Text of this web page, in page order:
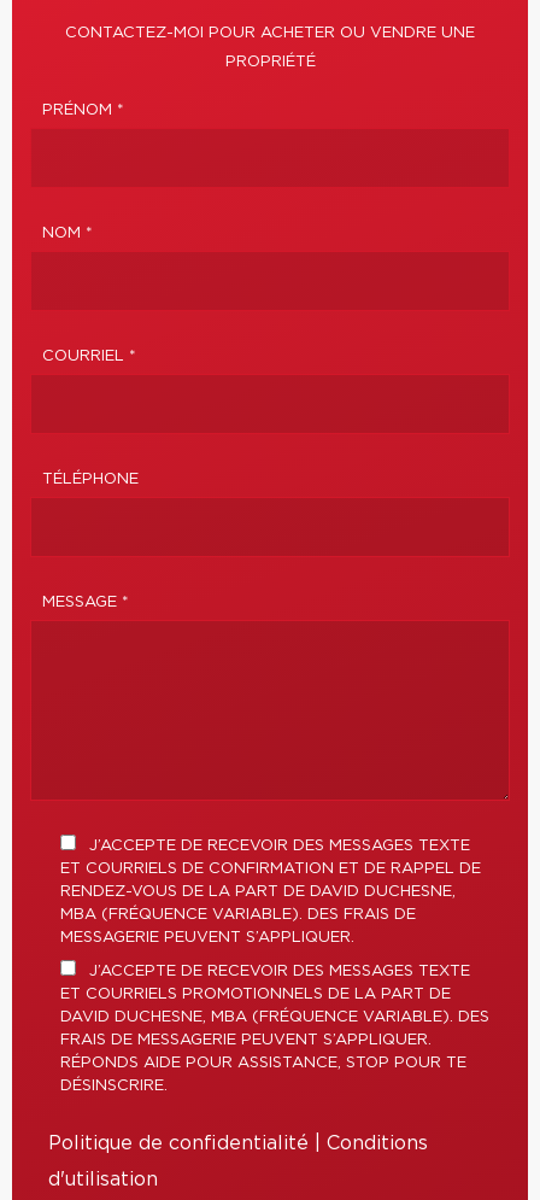
CONTACTEZ-MOI POUR ACHETER OU VENDRE UNE
PROPRIÉTÉ
PRÉNOM *
NOM *
COURRIEL *
TÉLÉPHONE
MESSAGE *
J’ACCEPTE DE RECEVOIR DES MESSAGES TEXTE
ET COURRIELS DE CONFIRMATION ET DE RAPPEL DE
RENDEZ-VOUS DE LA PART DE DAVID DUCHESNE,
MBA (FRÉQUENCE VARIABLE). DES FRAIS DE
MESSAGERIE PEUVENT S’APPLIQUER.
J’ACCEPTE DE RECEVOIR DES MESSAGES TEXTE
ET COURRIELS PROMOTIONNELS DE LA PART DE
DAVID DUCHESNE, MBA (FRÉQUENCE VARIABLE). DES
FRAIS DE MESSAGERIE PEUVENT S’APPLIQUER.
RÉPONDS AIDE POUR ASSISTANCE, STOP POUR TE
DÉSINSCRIRE.
Politique de confidentialité
Conditions
d'utilisation